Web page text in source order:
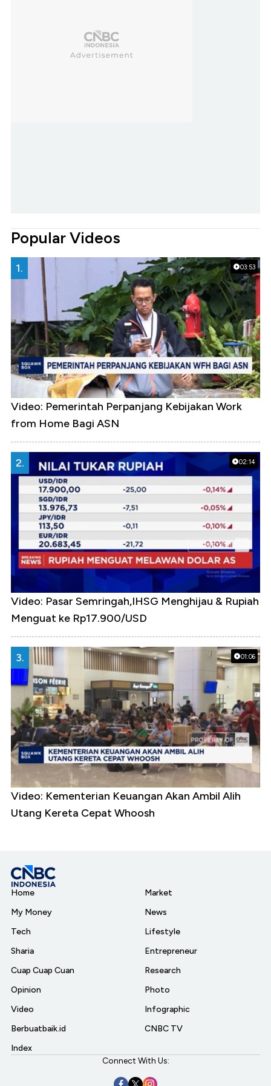
Popular Videos
03:53
1.
Video: Pemerintah Perpanjang Kebijakan Work
from Home Bagi ASN
02:14
2.
Video: Pasar Semringah,IHSG Menghijau & Rupiah
Menguat ke Rp17.900/USD
01:06
3.
Video: Kementerian Keuangan Akan Ambil Alih
Utang Kereta Cepat Whoosh
Home
My Money
Tech
Sharia
Cuap Cuap Cuan
Opinion
Video
Berbuatbaik.id
Index
Market
News
Lifestyle
Entrepreneur
Research
Photo
Infographic
CNBC TV
Connect With Us: